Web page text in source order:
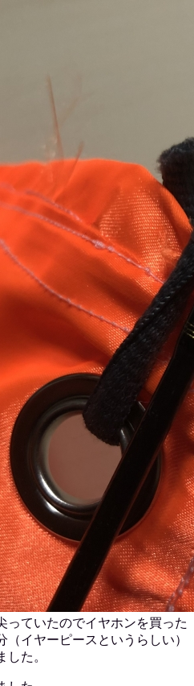
っていたのでイヤホンを買った
イヤーピースというらしい）
た。